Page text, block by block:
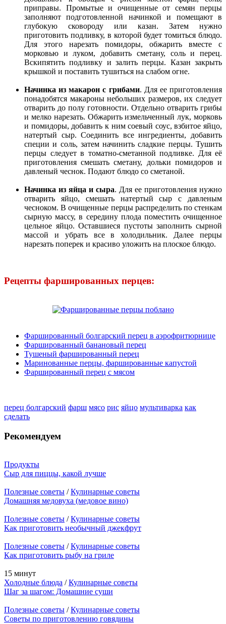
приправы. Промытые и очищенные от семян перцы
заполняют подготовленной начинкой и помещают в
глубокую сковороду или казан. Затем нужно
приготовить подливку, в которой будет томиться блюдо.
Для этого нарезать помидоры, обжарить вместе с
морковью и луком, добавить сметану, соль и перец.
Вскипятить подливку и залить перцы. Казан закрыть
крышкой и поставить тушиться на слабом огне.
Начинка из макарон с грибами. Для ее приготовления
понадобятся макароны небольших размеров, их следует
отварить до полу готовности. Отдельно отварить грибы
и мелко нарезать. Обжарить измельченный лук, морковь
и помидоры, добавить к ним соевый соус, взбитое яйцо,
натертый сыр. Соединить все ингредиенты, добавить
специи и соль, затем начинить сладкие перцы. Тушить
перцы следует в томатно-сметанной подливке. Для её
приготовления смешать сметану, дольки помидоров и
давленый чеснок. Подают блюдо со сметаной.
Начинка из яйца и сыра. Для ее приготовления нужно
отварить яйцо, смешать натертый сыр с давленым
чесноком. В очищенные перцы распределить по стенкам
сырную массу, в середину плода поместить очищенное
цельное яйцо. Оставшиеся пустоты заполнить сырной
массой и убрать все в холодильник. Далее перцы
нарезать поперек и красиво уложить на плоское блюдо.
Рецепты фаршированных перцев:
Фаршированный болгарский перец в аэрофритюрнице
Фаршированный банановый перец
Тушеный фаршированный перец
Маринованные перцы, фаршированные капустой
Фаршированный перец с мясом
перец болгарский фарш мясо рис яйцо мультиварка как
сделать
Рекомендуем
Продукты
Сыр для пиццы, какой лучше
Полезные советы /Кулинарные советы
Домашняя медовуха (медовое вино)
Полезные советы /Кулинарные советы
Как приготовить необычный джекфрут
Полезные советы /Кулинарные советы
Как приготовить рыбу на гриле
15 минут
Холодные блюда /Кулинарные советы
Шаг за шагом: Домашние суши
Полезные советы /Кулинарные советы
Советы по приготовлению говядины